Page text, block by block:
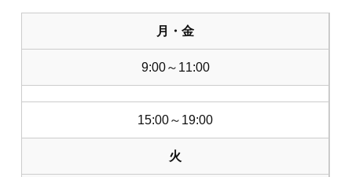
月・金
9:00～11:00
15:00～19:00
火